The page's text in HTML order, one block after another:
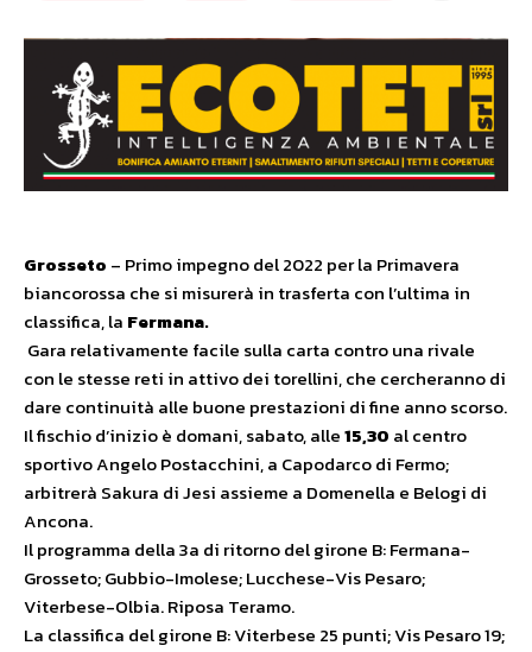
Grosseto – Primo impegno del 2022 per la Primavera
biancorossa che si misurerà in trasferta con l’ultima in
classifica, la Fermana.
Gara relativamente facile sulla carta contro una rivale
con le stesse reti in attivo dei torellini, che cercheranno di
dare continuità alle buone prestazioni di fine anno scorso.
Il fischio d’inizio è domani, sabato, alle15,30 al centro
sportivo Angelo Postacchini, a Capodarco di Fermo;
arbitrerà Sakura di Jesi assieme a Domenella e Belogi di
Ancona.
Il programma della 3a di ritorno del girone B: Fermana-
Grosseto; Gubbio-Imolese; Lucchese-Vis Pesaro;
Viterbese-Olbia. Riposa Teramo.
La classifica del girone B: Viterbese 25 punti; Vis Pesaro 19;